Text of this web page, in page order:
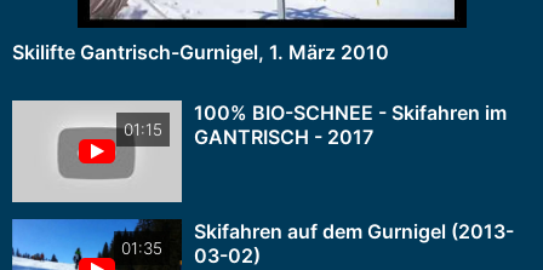
Skilifte Gantrisch-Gurnigel, 1. März 2010
01:15
100% BIO-SCHNEE - Skifahren im
GANTRISCH - 2017
01:35
Skifahren auf dem Gurnigel (2013-
03-02)